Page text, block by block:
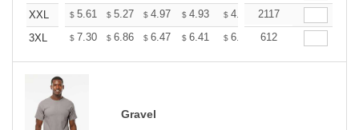
XXL
$ 5.61 $ 5.27 $ 4.97 $ 4.93 $ 4.85 $4.80
2117
3XL
$ 7.30 $ 6.86 $ 6.47 $ 6.41 $ 6.30 $6.25
612
Gravel